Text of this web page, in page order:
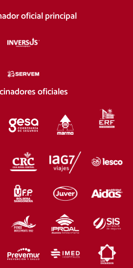
oficial principal
oficiales